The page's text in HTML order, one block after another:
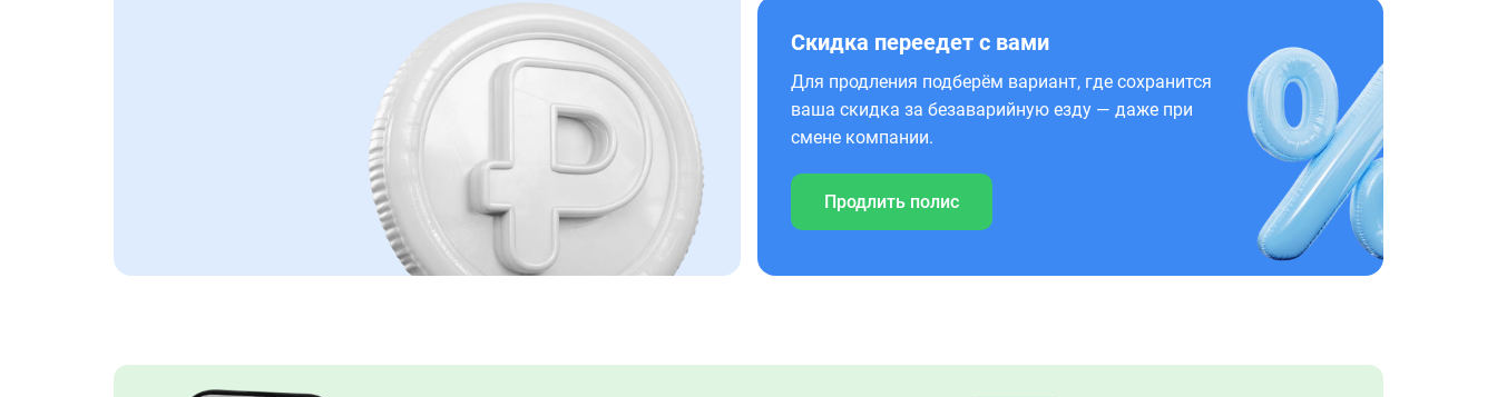
Скидка переедет с вами
Для продления подберём вариант, где сохранится
ваша скидка за безаварийную езду — даже при
смене компании.
Продлить полис